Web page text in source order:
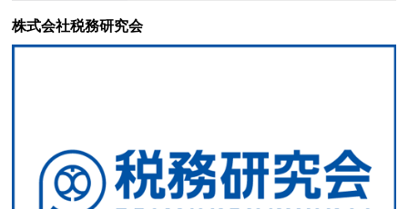
株式会社税務研究会